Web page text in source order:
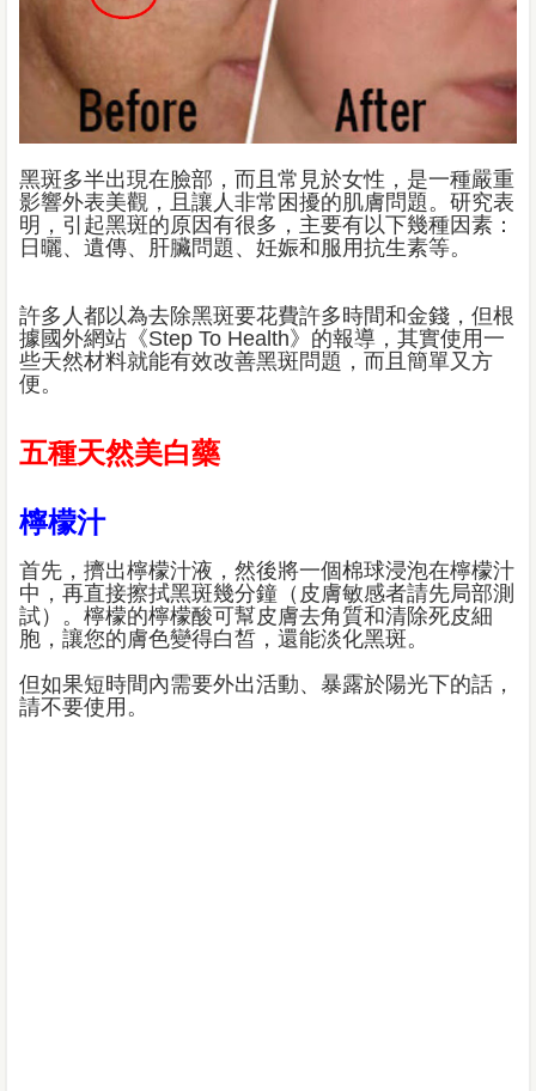
黑斑多半出現在臉部，而且常見於女性，是一種嚴重
影響外表美觀，且讓人非常困擾的肌膚問題。研究表
明，引起黑斑的原因有很多，主要有以下幾種因素：
日曬、遺傳、肝臟問題、妊娠和服用抗生素等。
許多人都以為去除黑斑要花費許多時間和金錢，但根
據國外網站《Step To Health》的報導，其實使用一
些天然材料就能有效改善黑斑問題，而且簡單又方
便。
五種天然美白藥
檸檬汁
首先，擠出檸檬汁液，然後將一個棉球浸泡在檸檬汁
中，再直接擦拭黑斑幾分鐘（皮膚敏感者請先局部測
試）。檸檬的檸檬酸可幫皮膚去角質和清除死皮細
胞，讓您的膚色變得白皙，還能淡化黑斑。
但如果短時間內需要外出活動、暴露於陽光下的話，
請不要使用。